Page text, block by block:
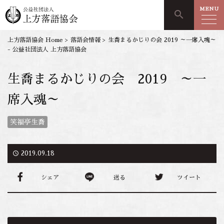
search MENU
上方落語協会 Home > 落語会情報 > 生喬まるかじりの会 2019 ～一席入魂～
- 公益社団法人 上方落語協会
生喬まるかじりの会 2019 ～一
席入魂～
笑福亭生喬
access_time 2019.09.18
シェア 送る ツイート